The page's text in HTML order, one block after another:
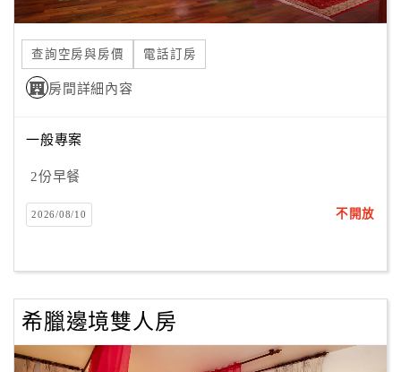
訂
單
管
理
員
戶
客
服
聯
單
查詢空房與房價 電話訂房
房間詳細內容
一般專案
2份早餐
2026/08/10 不開放
希臘邊境雙人房